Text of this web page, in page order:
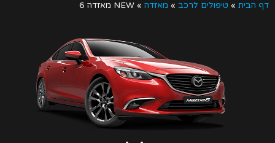
דף הבית » טיפולים לרכב » מאזדה » NEW מאזדה 6